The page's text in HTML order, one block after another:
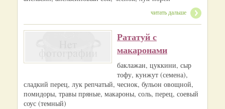
читать дальше
Рататуй с
макаронами
баклажан, цуккини, сыр
тофу, кунжут (семена),
сладкий перец, лук репчатый, чеснок, бульон овощной,
помидоры, травы пряные, макароны, соль, перец, соевый
соус (темный)